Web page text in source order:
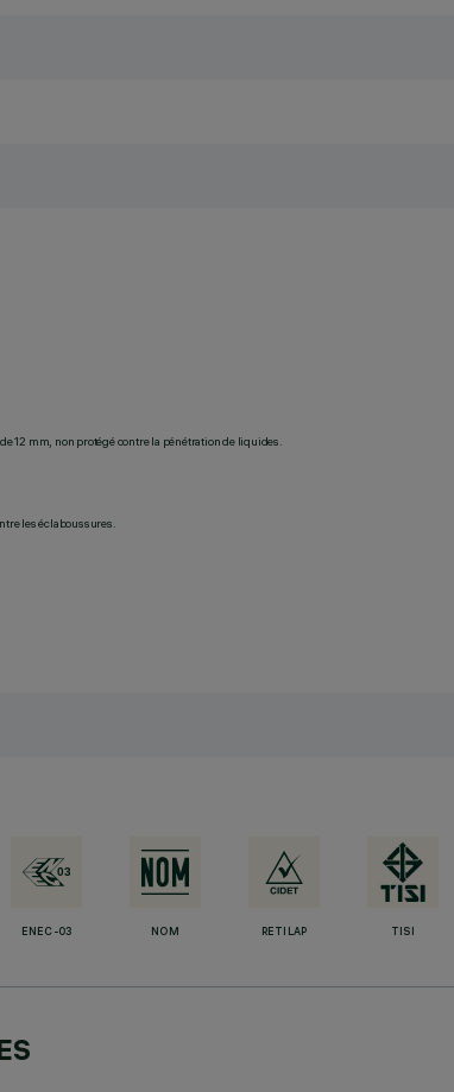
12 mm, non protégé contre la pénétration de liquides.
les éclaboussures.
ENEC-03 NOM RETILAP TISI